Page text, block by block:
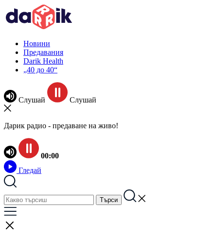
Новини
Предавания
Darik Health
„40 до 40“
Слушай Слушай
Дарик радио - предаване на живо!
00:00
Гледай